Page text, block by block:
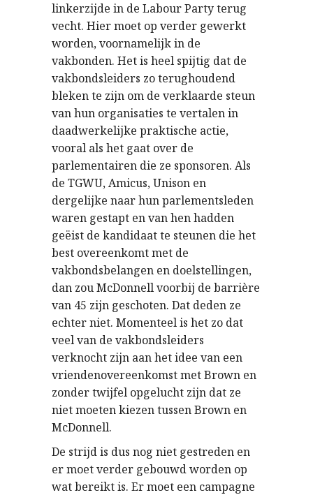
linkerzijde in de Labour Party terug
vecht. Hier moet op verder gewerkt
worden, voornamelijk in de
vakbonden. Het is heel spijtig dat de
vakbondsleiders zo terughoudend
bleken te zijn om de verklaarde steun
van hun organisaties te vertalen in
daadwerkelijke praktische actie,
vooral als het gaat over de
parlementairen die ze sponsoren. Als
de TGWU, Amicus, Unison en
dergelijke naar hun parlementsleden
waren gestapt en van hen hadden
geëist de kandidaat te steunen die het
best overeenkomt met de
vakbondsbelangen en doelstellingen,
dan zou McDonnell voorbij de barrière
van 45 zijn geschoten. Dat deden ze
echter niet. Momenteel is het zo dat
veel van de vakbondsleiders
verknocht zijn aan het idee van een
vriendenovereenkomst met Brown en
zonder twijfel opgelucht zijn dat ze
niet moeten kiezen tussen Brown en
McDonnell.
De strijd is dus nog niet gestreden en
er moet verder gebouwd worden op
wat bereikt is. Er moet een campagne